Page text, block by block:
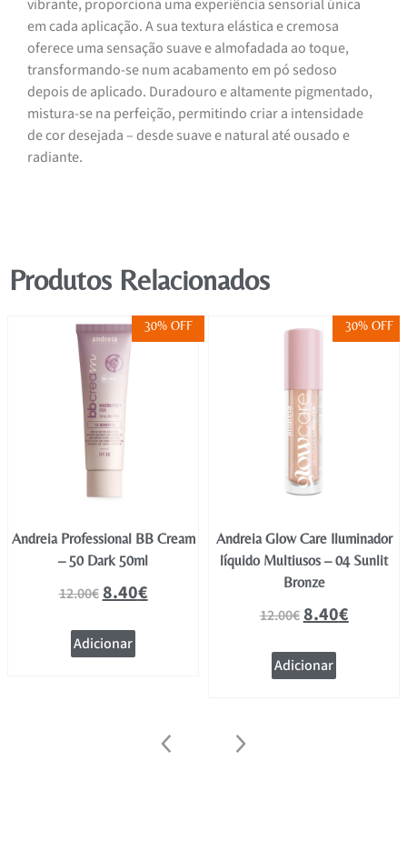
vibrante, proporciona uma experiência sensorial única
em cada aplicação. A sua textura elástica e cremosa
oferece uma sensação suave e almofadada ao toque,
transformando-se num acabamento em pó sedoso
depois de aplicado. Duradouro e altamente pigmentado,
mistura-se na perfeição, permitindo criar a intensidade
de cor desejada – desde suave e natural até ousado e
radiante.
Produtos Relacionados
30% OFF
Andreia Professional BB Cream
– 50 Dark 50ml
12.00€8.40€
Adicionar
30% OFF
Andreia Glow Care Iluminador
líquido Multiusos – 04 Sunlit
Bronze
12.00€8.40€
Adicionar